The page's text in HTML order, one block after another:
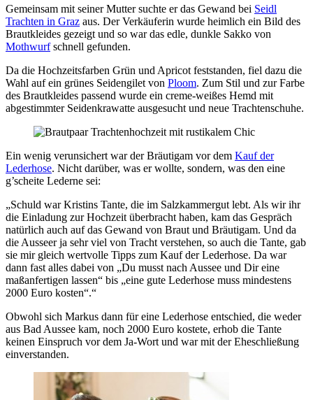
Gemeinsam mit seiner Mutter suchte er das Gewand bei Seidl
Trachten in Graz aus. Der Verkäuferin wurde heimlich ein Bild des
Brautkleides gezeigt und so war das edle, dunkle Sakko von
Mothwurfschnell gefunden.
Da die Hochzeitsfarben Grün und Apricot feststanden, fiel dazu die
Wahl auf ein grünes Seidengilet von Ploom. Zum Stil und zur Farbe
des Brautkleides passend wurde ein creme-weißes Hemd mit
abgestimmter Seidenkrawatte ausgesucht und neue Trachtenschuhe.
Ein wenig verunsichert war der Bräutigam vor dem Kauf der
Lederhose. Nicht darüber, was er wollte, sondern, was den eine
g’scheite Lederne sei:
„Schuld war Kristins Tante, die im Salzkammergut lebt. Als wir ihr
die Einladung zur Hochzeit überbracht haben, kam das Gespräch
natürlich auch auf das Gewand von Braut und Bräutigam. Und da
die Ausseer ja sehr viel von Tracht verstehen, so auch die Tante, gab
sie mir gleich wertvolle Tipps zum Kauf der Lederhose. Da war
dann fast alles dabei von „Du musst nach Aussee und Dir eine
maßanfertigen lassen“ bis „eine gute Lederhose muss mindestens
2000 Euro kosten“.“
Obwohl sich Markus dann für eine Lederhose entschied, die weder
aus Bad Aussee kam, noch 2000 Euro kostete, erhob die Tante
keinen Einspruch vor dem Ja-Wort und war mit der Eheschließung
einverstanden.